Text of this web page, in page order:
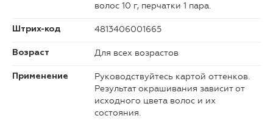
волос 10 г, перчатки 1 пара.
Штрих-код 4813406001665
Возраст Для всех возрастов
Применение
Руководствуйтесь картой оттенков.
Результат окрашивания зависит от
исходного цвета волос и их
состояния.